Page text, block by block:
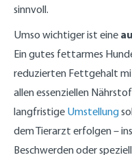
sinnvoll.
Umso wichtiger ist eine
Ein gutes fettarmes
reduzierten Fettgehalt
allen essenziellen
langfristige Umstellung
dem Tierarzt erfolgen –
Beschwerden oder